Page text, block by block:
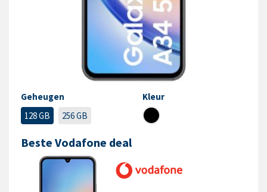
Geheugen
128 GB
256 GB
Kleur
Beste Vodafone deal